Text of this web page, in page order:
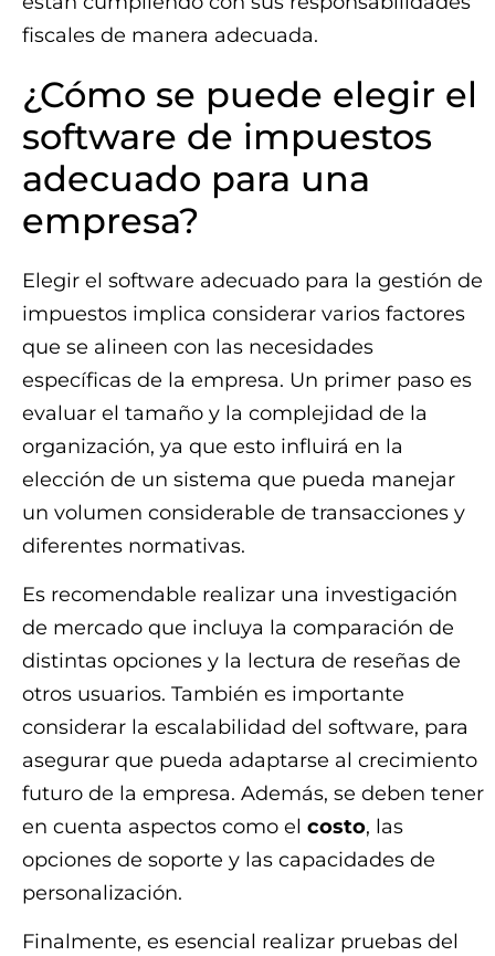
fiscales de manera adecuada.
¿Cómo se puede elegir el
software de impuestos
adecuado para una
empresa?
Elegir el software adecuado para la gestión de
impuestos implica considerar varios factores
que se alineen con las necesidades
específicas de la empresa. Un primer paso es
evaluar el tamaño y la complejidad de la
organización, ya que esto influirá en la
elección de un sistema que pueda manejar
un volumen considerable de transacciones y
diferentes normativas.
Es recomendable realizar una investigación
de mercado que incluya la comparación de
distintas opciones y la lectura de reseñas de
otros usuarios. También es importante
considerar la escalabilidad del software, para
asegurar que pueda adaptarse al crecimiento
futuro de la empresa. Además, se deben tener
en cuenta aspectos como el costo, las
opciones de soporte y las capacidades de
personalización.
Finalmente, es esencial realizar pruebas del